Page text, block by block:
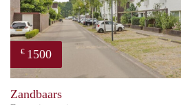
€ 1500
Zandbaars